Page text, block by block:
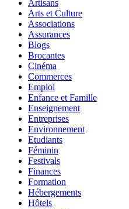
Artisans
Arts et Culture
Associations
Assurances
Blogs
Brocantes
Cinéma
Commerces
Emploi
Enfance et Famille
Enseignement
Entreprises
Environnement
Etudiants
Féminin
Festivals
Finances
Formation
Hébergements
Hôtels